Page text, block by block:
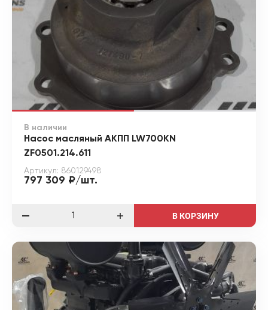
В наличии
Насос масляный АКПП LW700KN
ZF0501.214.611
Артикул: 860129498
797 309 ₽/шт.
В КОРЗИНУ